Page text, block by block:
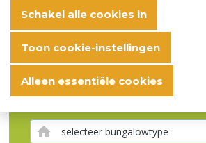
Schakel alle cookies in
Toon cookie-instellingen
Alleen essentiële cookies